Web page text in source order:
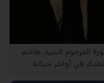
المرحوم السيد هاشم
في أواخر حياته